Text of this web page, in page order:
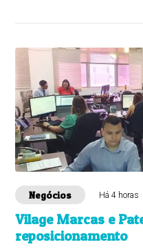
Negócios Há 4 horas
Vilage Marcas e
reposicionamento